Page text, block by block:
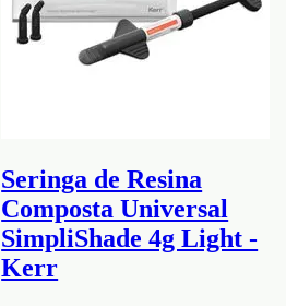
Seringa de Resina
Composta Universal
SimpliShade 4g Light -
Kerr